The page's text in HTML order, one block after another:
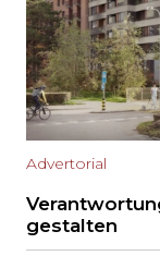
Advertorial
gestalten